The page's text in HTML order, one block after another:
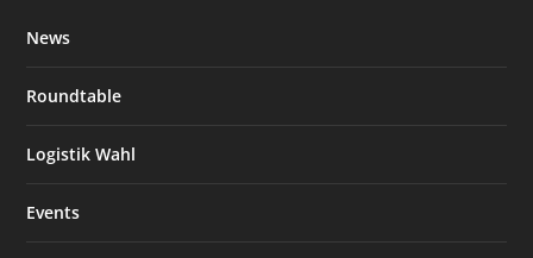
News
Roundtable
Logistik Wahl
Events